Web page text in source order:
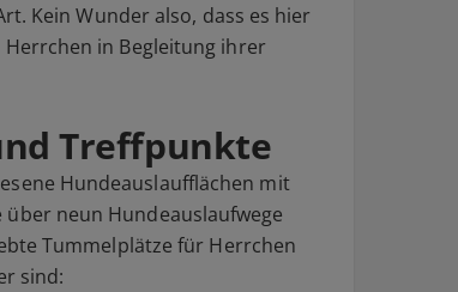
Kein Wunder also, dass es hier
in Begleitung ihrer
Treffpunkte
Hundeauslaufflächen mit
neun Hundeauslaufwege
Tummelplätze für Herrchen
sind: